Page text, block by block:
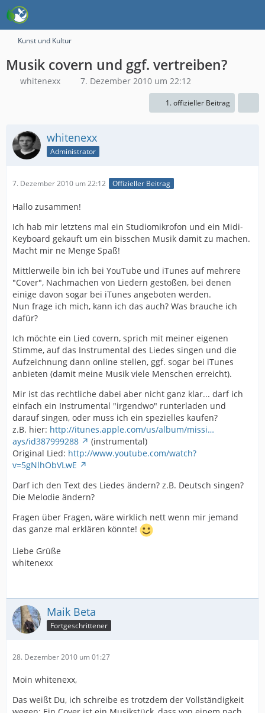
Kunst und Kultur
Musik covern und ggf. vertreiben?
whitenexx 7. Dezember 2010 um 22:12
1. offizieller Beitrag
whitenexx
Administrator
7. Dezember 2010 um 22:12 Offizieller Beitrag
Hallo zusammen!
Ich hab mir letztens mal ein Studiomikrofon und ein Midi-
Keyboard gekauft um ein bisschen Musik damit zu machen.
Macht mir ne Menge Spaß!
Mittlerweile bin ich bei YouTube und iTunes auf mehrere
"Cover", Nachmachen von Liedern gestoßen, bei denen
einige davon sogar bei iTunes angeboten werden.
Nun frage ich mich, kann ich das auch? Was brauche ich
dafür?
Ich möchte ein Lied covern, sprich mit meiner eigenen
Stimme, auf das Instrumental des Liedes singen und die
Aufzeichnung dann online stellen, ggf. sogar bei iTunes
anbieten (damit meine Musik viele Menschen erreicht).
Mir ist das rechtliche dabei aber nicht ganz klar... darf ich
einfach ein Instrumental "irgendwo" runterladen und
darauf singen, oder muss ich ein spezielles kaufen?
z.B. hier: http://itunes.apple.com/us/album/missi…
ays/id387999288
(instrumental)
Original Lied: http://www.youtube.com/watch?
v=5gNlhObVLwE
Darf ich den Text des Liedes ändern? z.B. Deutsch singen?
Die Melodie ändern?
Fragen über Fragen, wäre wirklich nett wenn mir jemand
das ganze mal erklären könnte!
Liebe Grüße
whitenexx
Maik Beta
Fortgeschrittener
28. Dezember 2010 um 01:27
Moin whitenexx,
Das weißt Du, ich schreibe es trotzdem der Vollständigkeit